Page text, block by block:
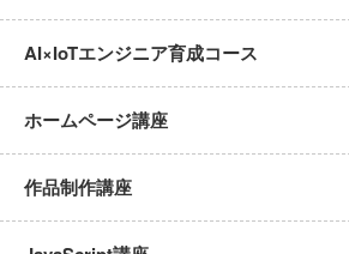
AI×IoTエンジニア育成コース
ホームページ講座
作品制作講座